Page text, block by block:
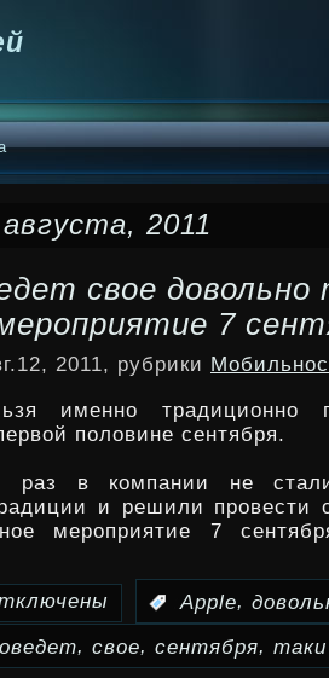
2011
свое довольно
7
2011, рубрики
именно традиционно
половине сентября.
в компании не
и решили провести
мероприятие 7
Apple,
, свое, сентября, таки